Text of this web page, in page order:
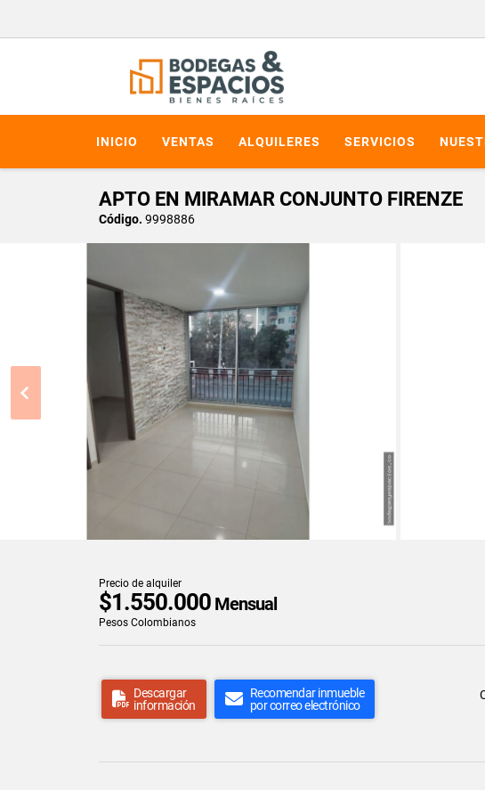
INICIO VENTAS ALQUILERES SERVICIOS
APTO EN MIRAMAR CONJUNTO FIRENZE
Código. 9998886
Precio de alquiler
$1.550.000 Mensual
Pesos Colombianos
Descargar
información
Recomendar inmueble
por correo electrónico